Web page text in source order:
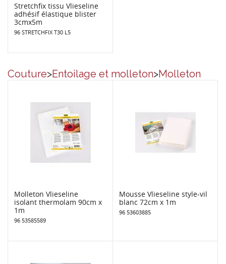
Stretchfix tissu Vlieseline
adhésif élastique blister
3cmx5m
96 STRETCHFIX T30 L5
Couture>Entoilage et molleton>Molleton
Molleton Vlieseline
isolant thermolam 90cm x
1m
96 53585589
Mousse Vlieseline style-vil
blanc 72cm x 1m
96 53603885